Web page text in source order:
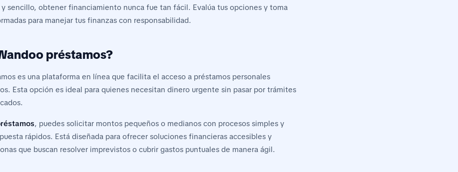
sencillo, obtener financiamiento nunca fue tan fácil. Evalúa tus opciones y toma
para manejar tus finanzas con responsabilidad.
préstamos?
es una plataforma en línea que facilita el acceso a préstamos personales
Esta opción es ideal para quienes necesitan dinero urgente sin pasar por trámites
, puedes solicitar montos pequeños o medianos con procesos simples y
rápidos. Está diseñada para ofrecer soluciones financieras accesibles y
que buscan resolver imprevistos o cubrir gastos puntuales de manera ágil.